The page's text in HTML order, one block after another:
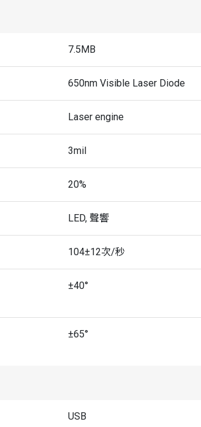
7.5MB
650nm Visible Laser Diode
Laser engine
3mil
20%
LED, 聲響
104±12次/秒
±40°
±65°
USB